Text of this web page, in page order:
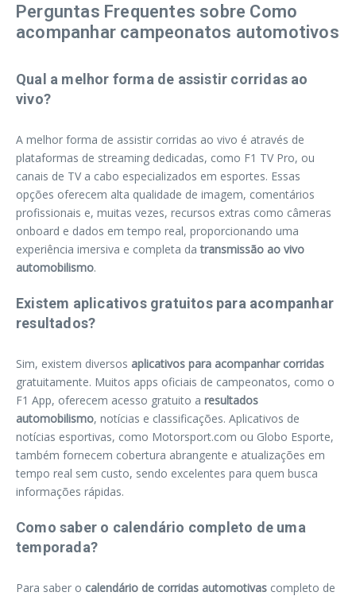
Perguntas Frequentes sobre Como
acompanhar campeonatos automotivos
Qual a melhor forma de assistir corridas ao
vivo?
A melhor forma de assistir corridas ao vivo é através de
plataformas de streaming dedicadas, como F1 TV Pro, ou
canais de TV a cabo especializados em esportes. Essas
opções oferecem alta qualidade de imagem, comentários
profissionais e, muitas vezes, recursos extras como câmeras
onboard e dados em tempo real, proporcionando uma
experiência imersiva e completa datransmissão ao vivo
automobilismo.
Existem aplicativos gratuitos para acompanhar
resultados?
Sim, existem diversos aplicativos para acompanhar corridas
gratuitamente. Muitos apps oficiais de campeonatos, como o
F1 App, oferecem acesso gratuito a resultados
automobilismo, notícias e classificações. Aplicativos de
notícias esportivas, como Motorsport.com ou Globo Esporte,
também fornecem cobertura abrangente e atualizações em
tempo real sem custo, sendo excelentes para quem busca
informações rápidas.
Como saber o calendário completo de uma
temporada?
Para saber o calendário de corridas automotivas completo de